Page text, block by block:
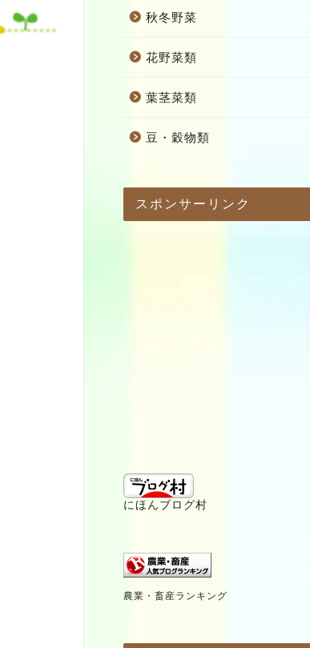
秋冬野菜
花野菜類
葉茎菜類
豆・穀物類
スポンサーリンク
にほんブログ村
農業・畜産ランキング